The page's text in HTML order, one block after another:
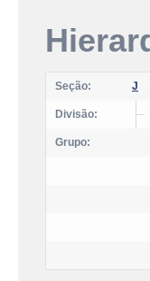
Seção: J
Divisão:
Grupo: